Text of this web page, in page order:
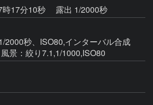
17分10秒
露出 1/2000秒
2000秒、ISO80,インターバル合成
景：絞り7.1,1/1000,ISO80